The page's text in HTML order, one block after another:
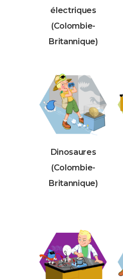
électriques
(Colombie-
Britannique)
Dinosaures
(Colombie-
Britannique)